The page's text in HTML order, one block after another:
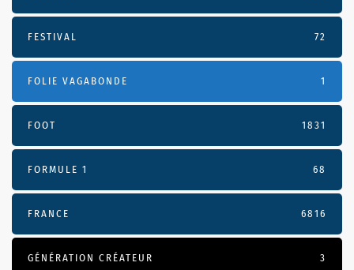
FESTIVAL 72
FOLIE VAGABONDE 1
FOOT 1831
FORMULE 1 68
FRANCE 6816
GÉNÉRATION CRÉATEUR 3